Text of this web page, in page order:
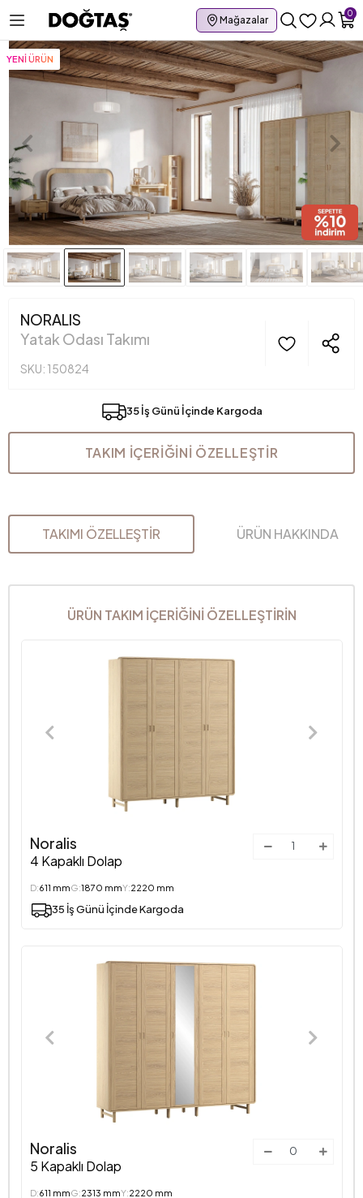
Mağazalar
0
YENİ ÜRÜN
NORALIS
Yatak Odası Takımı
SKU: 150824
35 İş Günü İçinde Kargoda
TAKIM İÇERİĞİNİ ÖZELLEŞTİR
TAKIMI ÖZELLEŞTİR ÜRÜN HAKKINDA
ÜRÜN TAKIM İÇERİĞİNİ ÖZELLEŞTİRİN
Noralis
4 Kapaklı Dolap
D:611 mmG:1870 mmY:2220 mm
35 İş Günü İçinde Kargoda
Noralis
5 Kapaklı Dolap
D:611 mmG:2313 mmY:2220 mm